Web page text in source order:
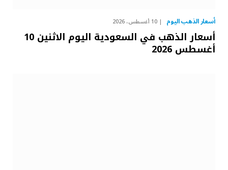
أسعار الذهب اليوم 10 أغسطس، 2026
أسعار الذهب في السعودية اليوم الاثنين 10
أغسطس 2026